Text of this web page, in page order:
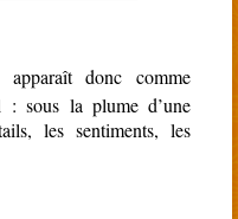
apparaît donc comme
: sous la plume d’une
les sentiments, les